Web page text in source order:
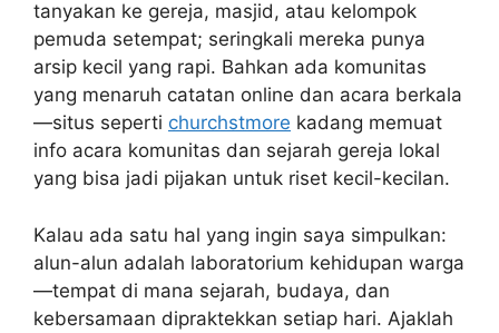
tanyakan ke gereja, masjid, atau kelompok
pemuda setempat; seringkali mereka punya
arsip kecil yang rapi. Bahkan ada komunitas
yang menaruh catatan online dan acara berkala
—situs seperti churchstmore kadang memuat
info acara komunitas dan sejarah gereja lokal
yang bisa jadi pijakan untuk riset kecil-kecilan.
Kalau ada satu hal yang ingin saya simpulkan:
alun-alun adalah laboratorium kehidupan warga
—tempat di mana sejarah, budaya, dan
kebersamaan dipraktekkan setiap hari. Ajaklah